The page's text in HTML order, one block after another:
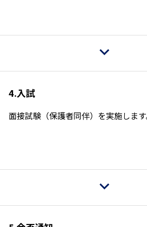
4.入試
面接試験（保護者同伴）を実施しま